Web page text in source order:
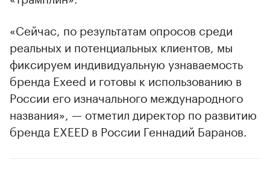
«Сейчас, по результатам опросов среди
реальных и потенциальных клиентов, мы
фиксируем индивидуальную узнаваемость
бренда Exeed и готовы к использованию в
России его изначального международного
названия», — отметил директор по развитию
бренда EXEED в России Геннадий Баранов.